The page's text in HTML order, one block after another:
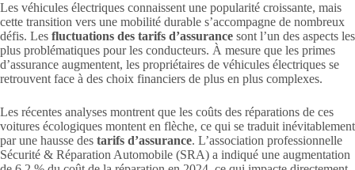
Les véhicules électriques connaissent une popularité croissante, mais
cette transition vers une mobilité durable s’accompagne de nombreux
défis. Les fluctuations des tarifs d’assurance sont l’un des aspects les
plus problématiques pour les conducteurs. À mesure que les primes
d’assurance augmentent, les propriétaires de véhicules électriques se
retrouvent face à des choix financiers de plus en plus complexes.
Les récentes analyses montrent que les coûts des réparations de ces
voitures écologiques montent en flèche, ce qui se traduit inévitablement
par une hausse des tarifs d’assurance. L’association professionnelle
Sécurité & Réparation Automobile (SRA) a indiqué une augmentation